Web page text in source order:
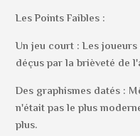
Les Points Faibles :
Un jeu court : Les
déçus par la brièveté de
Des graphismes datés :
n'était pas le plus
plus.